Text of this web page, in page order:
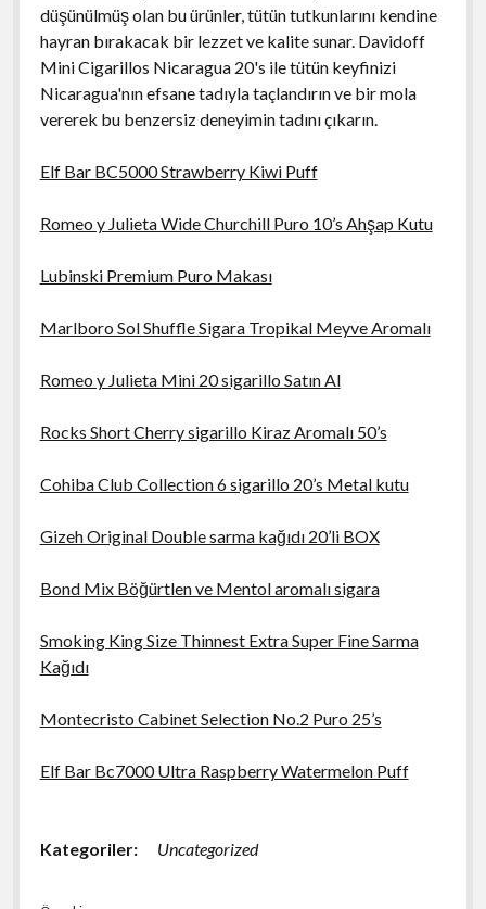
düşünülmüş olan bu ürünler, tütün tutkunlarını kendine
hayran bırakacak bir lezzet ve kalite sunar. Davidoff
Mini Cigarillos Nicaragua 20's ile tütün keyfinizi
Nicaragua'nın efsane tadıyla taçlandırın ve bir mola
vererek bu benzersiz deneyimin tadını çıkarın.
Elf Bar BC5000 Strawberry Kiwi Puff
Romeo y Julieta Wide Churchill Puro 10’s Ahşap Kutu
Lubinski Premium Puro Makası
Marlboro Sol Shuffle Sigara Tropikal Meyve Aromalı
Romeo y Julieta Mini 20 sigarillo Satın Al
Rocks Short Cherry sigarillo Kiraz Aromalı 50’s
Cohiba Club Collection 6 sigarillo 20’s Metal kutu
Gizeh Original Double sarma kağıdı 20’li BOX
Bond Mix Böğürtlen ve Mentol aromalı sigara
Smoking King Size Thinnest Extra Super Fine Sarma
Kağıdı
Montecristo Cabinet Selection No.2 Puro 25’s
Elf Bar Bc7000 Ultra Raspberry Watermelon Puff
Kategoriler: Uncategorized